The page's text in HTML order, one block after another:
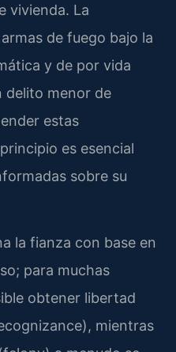
vivienda. La
de fuego bajo la
y de por vida
delito menor de
estas
es esencial
sobre su
la fianza con base en
para muchas
obtener libertad
mientras